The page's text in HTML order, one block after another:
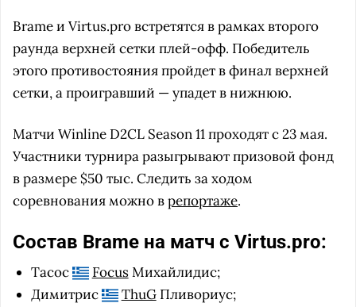
Brame и Virtus.pro встретятся в рамках второго
раунда верхней сетки плей-офф. Победитель
этого противостояния пройдет в финал верхней
сетки, а проигравший — упадет в нижнюю.
Матчи Winline D2CL Season 11 проходят с 23 мая.
Участники турнира разыгрывают призовой фонд
в размере $50 тыс. Следить за ходом
соревнования можно врепортаже.
Состав Brame на матч с Virtus.pro:
Тасос FocusМихайлидис;
Димитрис
ThuGПливориус;